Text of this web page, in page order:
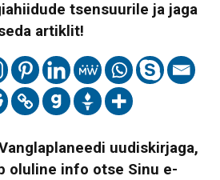
tsensuurile ja jaga
artiklit!
uudiskirjaga,
oluline info otse Sinu e-